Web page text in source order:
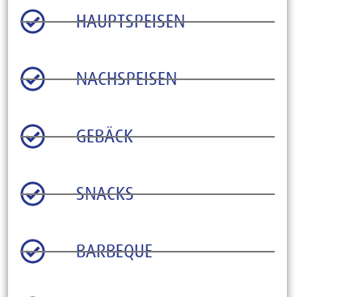
HAUPTSPEISEN
NACHSPEISEN
GEBÄCK
SNACKS
BARBEQUE